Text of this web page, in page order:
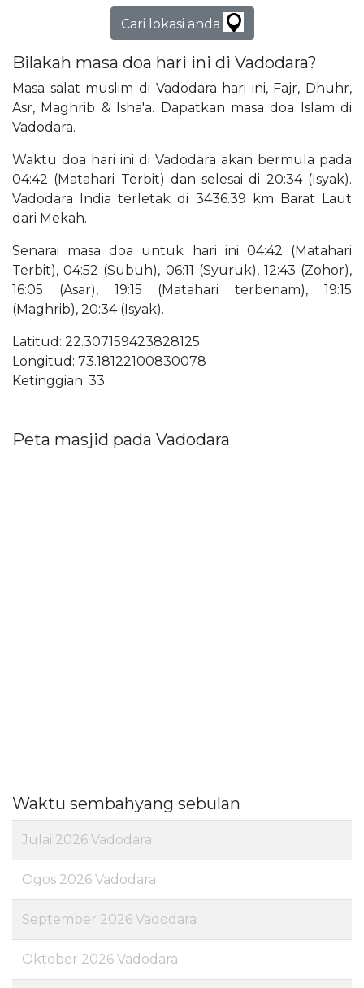
Cari lokasi anda
Bilakah masa doa hari ini di Vadodara?
Masa salat muslim di Vadodara hari ini, Fajr, Dhuhr,
Asr, Maghrib & Isha'a. Dapatkan masa doa Islam di
Vadodara.
Waktu doa hari ini di Vadodara akan bermula pada
04:42 (Matahari Terbit) dan selesai di 20:34 (Isyak).
Vadodara India terletak di 3436.39 km Barat Laut
dari Mekah.
Senarai masa doa untuk hari ini 04:42 (Matahari
Terbit), 04:52 (Subuh), 06:11 (Syuruk), 12:43 (Zohor),
16:05 (Asar), 19:15 (Matahari terbenam), 19:15
(Maghrib), 20:34 (Isyak).
Latitud: 22.307159423828125
Longitud: 73.18122100830078
Ketinggian: 33
Peta masjid pada Vadodara
Waktu sembahyang sebulan
Julai 2026 Vadodara
Ogos 2026 Vadodara
September 2026 Vadodara
Oktober 2026 Vadodara